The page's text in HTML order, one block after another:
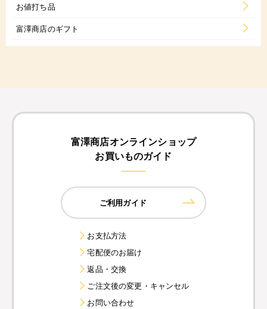
お値打ち品
富澤商店のギフト
富澤商店オンラインショップ
お買いものガイド
ご利用ガイド
お支払方法
宅配便のお届け
返品・交換
ご注文後の変更・キャンセル
お問い合わせ